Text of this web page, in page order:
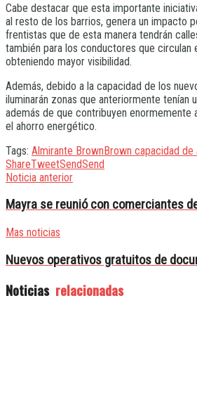
Cabe destacar que esta importante
al resto de los barrios, genera un impacto
frentistas que de esta manera tendrán
también para los conductores que circulan
obteniendo mayor visibilidad.
Además, debido a la capacidad de los
iluminarán zonas que anteriormente tenían
además de que contribuyen enormemente
el ahorro energético.
Tags: Almirante BrownBrown capacidad de
ShareTweetSendSend
Noticia anterior
Mayra se reunió con comerciantes
Mas noticias
Nuevos operativos gratuitos de
Noticias relacionadas